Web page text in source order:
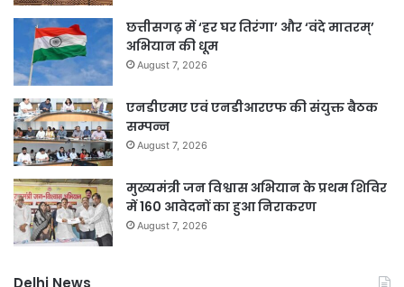
छत्तीसगढ़ में ‘हर घर तिरंगा’ और ‘वंदे मातरम्’
अभियान की धूम
August 7, 2026
एनडीएमए एवं एनडीआरएफ की संयुक्त बैठक
सम्पन्न
August 7, 2026
मुख्यमंत्री जन विश्वास अभियान के प्रथम शिविर
में 160 आवेदनों का हुआ निराकरण
August 7, 2026
Delhi News